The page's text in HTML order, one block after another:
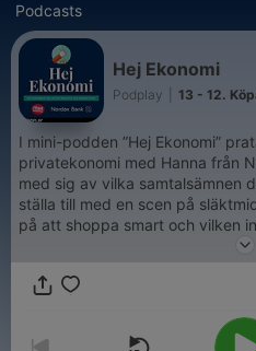
Podcasts
Hej Ekonomi
Podplay 13 - 12.
I mini-podden ”Hej Ekonomi”
privatekonomi med Hanna från
med sig av vilka samtalsämnen
ställa till med en scen på
på att shoppa smart och vilken
din bank och inte. Medverkar
Bank.